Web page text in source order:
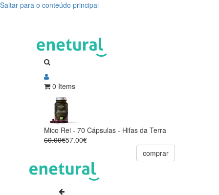
Saltar para o conteúdo principal
0 Items
Mico Rei - 70 Cápsulas - Hifas da Terra
60.00€57.00€
comprar